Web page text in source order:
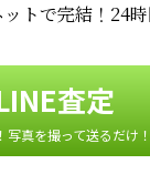
ットで完結！24
査定
写真を撮って送るだけ！